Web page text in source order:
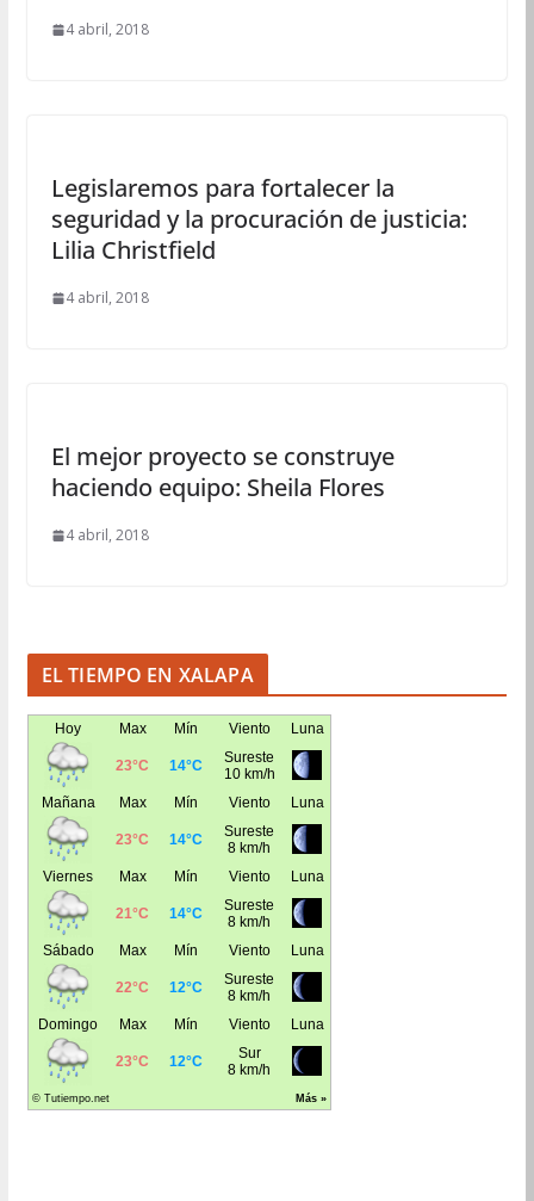
4 abril, 2018
Legislaremos para fortalecer la
seguridad y la procuración de justicia:
Lilia Christfield
4 abril, 2018
El mejor proyecto se construye
haciendo equipo: Sheila Flores
4 abril, 2018
EL TIEMPO EN XALAPA